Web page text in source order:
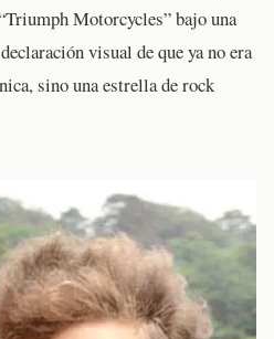
Motorcycles” bajo una
visual de que ya no era
sino una estrella de rock